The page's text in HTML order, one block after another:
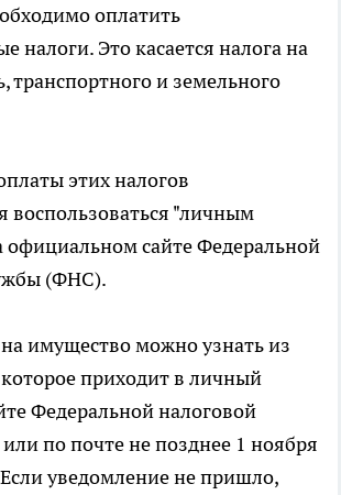
оплатить
налоги. Это касается налога на
транспортного и земельного
этих налогов
воспользоваться "личным
официальном сайте Федеральной
(ФНС).
имущество можно узнать из
приходит в личный
Федеральной налоговой
по почте не позднее 1 ноября
уведомление не пришло,